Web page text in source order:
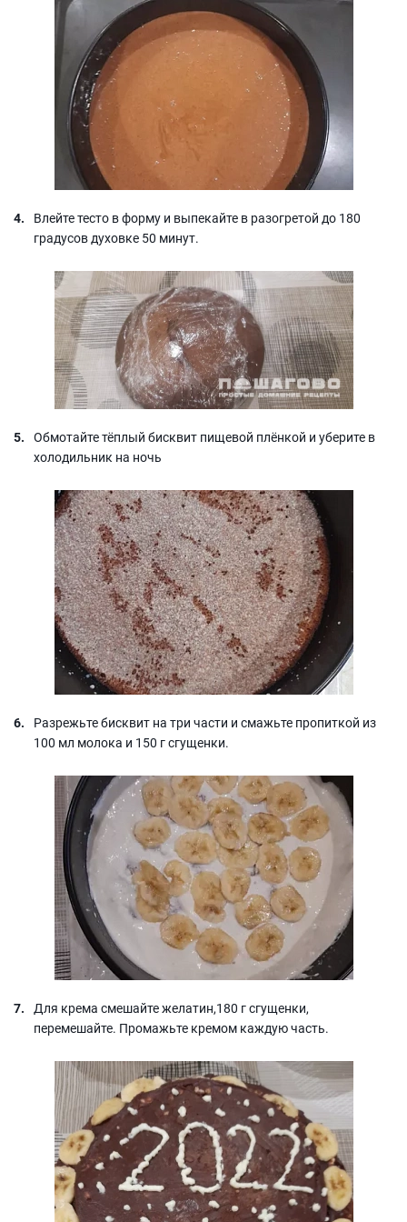
Влейте тесто в форму и выпекайте в разогретой до 180
градусов духовке 50 минут.
Обмотайте тёплый бисквит пищевой плёнкой и уберите в
холодильник на ночь
Разрежьте бисквит на три части и смажьте пропиткой из
100 мл молока и 150 г сгущенки.
Для крема смешайте желатин,180 г сгущенки,
перемешайте. Промажьте кремом каждую часть.